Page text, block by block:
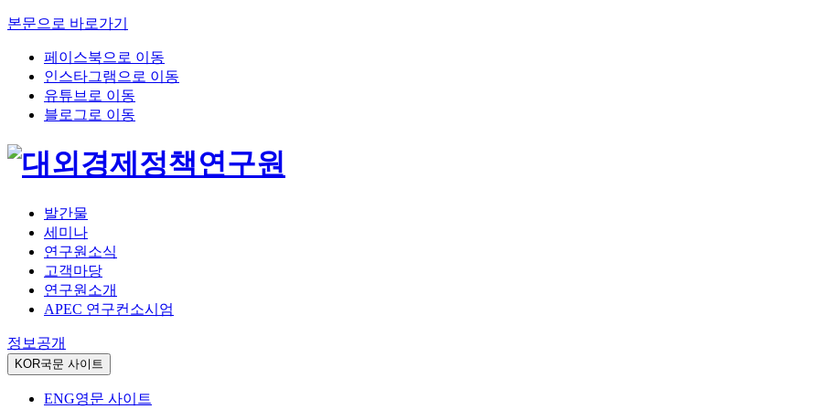
본문으로 바로가기
페이스북으로 이동
인스타그램으로 이동
유튜브로 이동
블로그로 이동
발간물
세미나
연구원소식
고객마당
연구원소개
APEC 연구컨소시엄
정보공개
KOR국문 사이트
ENG영문 사이트